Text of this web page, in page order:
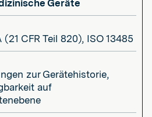
Geräte
(21 CFR Teil 820), ISO 13485
zur Gerätehistorie,
auf